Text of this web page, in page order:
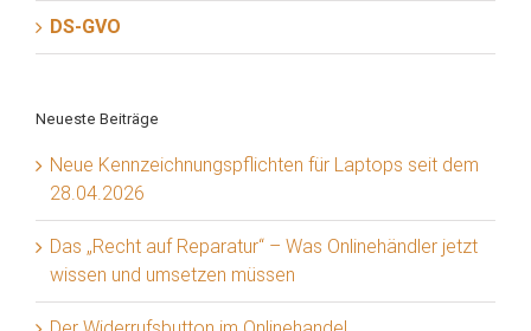
DS-GVO
Neueste Beiträge
Neue Kennzeichnungspflichten für Laptops seit dem
28.04.2026
Das „Recht auf Reparatur“ – Was Onlinehändler jetzt
wissen und umsetzen müssen